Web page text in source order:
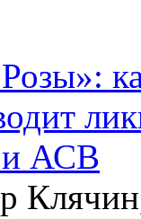
и АСВ